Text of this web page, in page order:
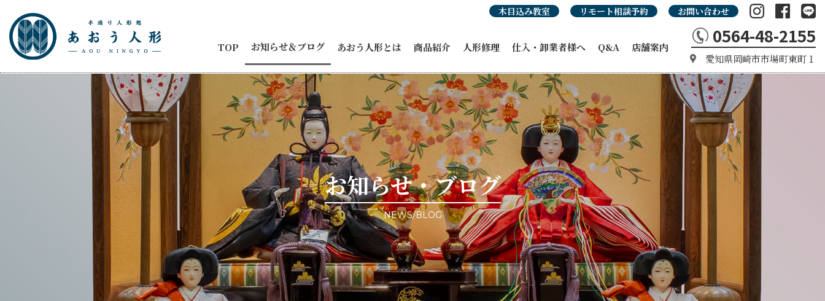
木目込み教室 リモート相談予約 お問い合わせ
TOP お知らせ＆ブログ
お知らせ
節句人形豆知識
商品紹介
五月人形
ひな人形
人形修理・リメイク
メディア掲載
イベント情報
納品事例ブログ
2代目のブログ
あおう人形とは
あおう人形の強み
職人紹介・受賞歴
あおう人形の歴史
商品紹介
ひな人形
オーダーひな人形
五月人形
飾り馬
こいのぼり
正月飾り
お祝い・贈答品
コラボ商品・作品
お客様宅納品事例
人形修理 仕入・卸業者様へ
穂洲工房の強み
ひな人形カタログ
飾り馬カタログ
その他商品カタログ
Q&A 店舗案内
0564-48-2155
愛知県岡崎市市場町東町１
お知らせ・ブログ
NEWS/BLOG